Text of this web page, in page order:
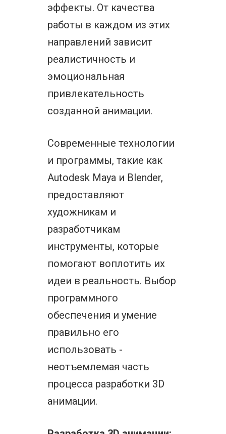
эффекты. От качества
работы в каждом из этих
направлений зависит
реалистичность и
эмоциональная
привлекательность
созданной анимации.
Современные технологии
и программы, такие как
Autodesk Maya и Blender,
предоставляют
художникам и
разработчикам
инструменты, которые
помогают воплотить их
идеи в реальность. Выбор
программного
обеспечения и умение
правильно его
использовать -
неотъемлемая часть
процесса разработки 3D
анимации.